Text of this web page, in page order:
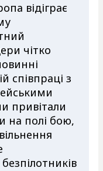
відіграє
чітко
співпраці з
привітали
на полі бою,